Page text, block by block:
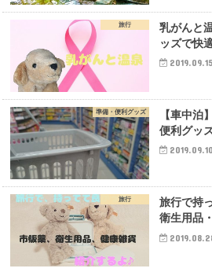
旅行
乳がんと
ッズで快
2019.09.15
準備・便利グッズ
【車中泊
便利グッ
2019.09.10
旅行
旅行で持
衛生用品